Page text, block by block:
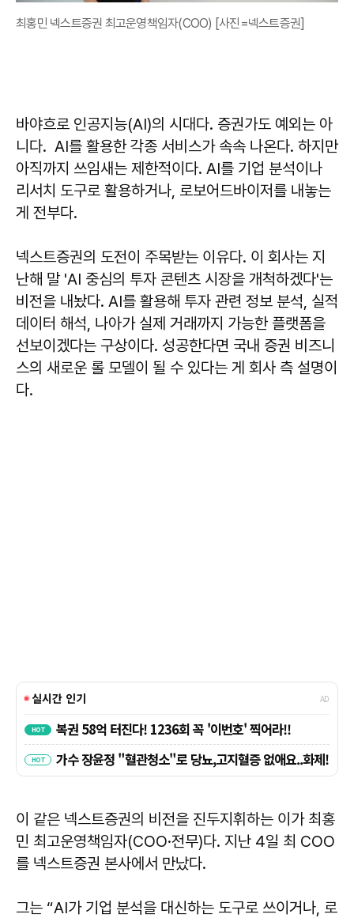
최홍민 넥스트증권 최고운영책임자(COO) [사진=넥스트증권]
바야흐로 인공지능(AI)의 시대다. 증권가도 예외는 아
니다. AI를 활용한 각종 서비스가 속속 나온다. 하지만
아직까지 쓰임새는 제한적이다. AI를 기업 분석이나
리서치 도구로 활용하거나, 로보어드바이저를 내놓는
게 전부다.
넥스트증권의 도전이 주목받는 이유다. 이 회사는 지
난해 말 'AI 중심의 투자 콘텐츠 시장을 개척하겠다'는
비전을 내놨다. AI를 활용해 투자 관련 정보 분석, 실적
데이터 해석, 나아가 실제 거래까지 가능한 플랫폼을
선보이겠다는 구상이다. 성공한다면 국내 증권 비즈니
스의 새로운 롤 모델이 될 수 있다는 게 회사 측 설명이
다.
이 같은 넥스트증권의 비전을 진두지휘하는 이가 최홍
민 최고운영책임자(COO·전무)다. 지난 4일 최 COO
를 넥스트증권 본사에서 만났다.
그는 “AI가 기업 분석을 대신하는 도구로 쓰이거나, 로